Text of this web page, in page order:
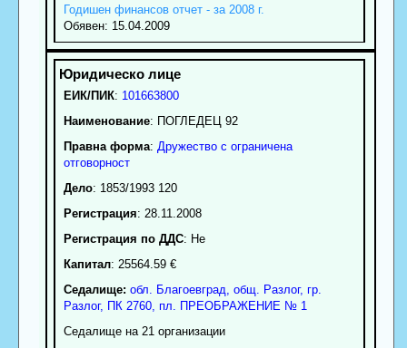
Годишен финансов отчет - за 2008 г.
Обявен: 15.04.2009
ЕИК/ПИК: 101663800
Наименование: ПОГЛЕДЕЦ 92
Правна форма: Дружество с ограничена
отговорност
Дело: 1853/1993 120
Регистрация: 28.11.2008
Регистрация по ДДС: Нe
Капитал: 25564.59 €
Седалище: обл. Благоевград общ. Разлог, гр.
Разлог, ПК 2760, пл. ПРЕОБРАЖЕНИЕ № 1
Седалище на 21 организации